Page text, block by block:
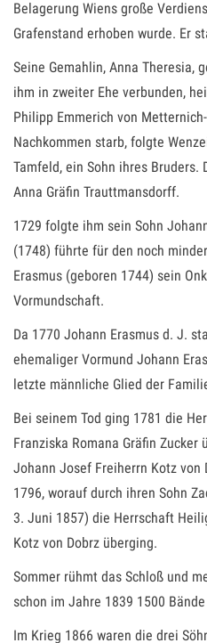
Belagerung Wiens große
Grafenstand erhoben wurde. Er
Seine Gemahlin, Anna Theresia,
ihm in zweiter Ehe verbunden,
Philipp Emmerich von
Nachkommen starb, folgte
Tamfeld, ein Sohn ihres
Anna Gräfin Trauttmansdorff.
1729 folgte ihm sein Sohn
(1748) führte für den noch
Erasmus (geboren 1744) sein
Vormundschaft.
Da 1770 Johann Erasmus d. J.
ehemaliger Vormund Johann
letzte männliche Glied der
Bei seinem Tod ging 1781 die
Franziska Romana Gräfin Zucker
Johann Josef Freiherrn Kotz von
1796, worauf durch ihren Sohn
3. Juni 1857) die Herrschaft
Kotz von Dobrz überging.
Sommer rühmt das Schloß und
schon im Jahre 1839 1500
Im Krieg 1866 waren die drei